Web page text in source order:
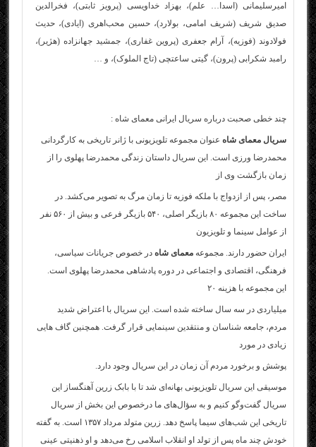
امیرسلیمانی (اسدا… علم)، بهزاد خداویسی (پرویز ثابتی)، فخرالدین
صدیق شریف (شریف امامی، بولارد)، حسین محب‌اهری (ایادی)، حدیث
فولادوند (فوزیه)، آرام جعفری (پروین غفاری)، جمشید جهانزاده (هژیر)،
رامبد شکرابی (پرون)، گیتی ساعتچی (تاج الملوک)، و …
چند خطی صحبت درباره سریال ایرانی معمای شاه :
سریال معمای شاه عنوان مجموعه تلویزیونی با ژانر تاریخی به کارگردانی
محمدرضا ورزی است. این سریال داستان زندگی محمدرضا پهلوی را از
زمان بازگشت وی از
مصر، پس از ازدواج با ملکه فوزیه تا زمان مرگ به تصویر می‌کشد. در
ساخت این مجموعه ۸۰ بازیگر اصلی، ۵۴۰ بازیگر فرعی و بیش از ۵۶۰ نفر
از عوامل سینما و تلویزیون
ایران حضور دارند. مجموعهمعمای شاه در خصوص جریانات سیاسی،
فرهنگی، اقتصادی و اجتماعی در دوره پادشاهی محمدرضا پهلوی است.
این مجموعه با هزینه ۲۰
میلیاردی در سه سال ساخته شده است. این سریال با اعتراض شدید
مردم، جامعه شناسان و منتقدین سینمایی قرار گرفت. همچنین گاف هایی
زیادی در مورد
پوشش و برخورد مردم آن زمان در این سریال وجود دارد.
موسیقی این سریال تلویزیونی بهانه‌ای شد تا با بابک زرین آهنگساز این
سریال گفت‌وگو کنیم و به سؤال‌های ما درخصوص این بخش از سریال
تاریخی این شب‌های سیما پاسخ دهد. زرین متولد مرداد ۱۳۵۷ است. به گفته
خودش چند ماه پس از تولد او انقلاب اسلامی رخ می‌دهد و او ذهنیتی عینی